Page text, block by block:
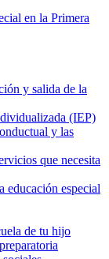
en la Primera
y salida de la
(IEP)
y las
que necesita
educación especial
de tu hijo